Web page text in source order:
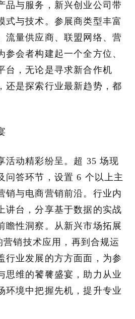
品与服务，新兴创业公司带
式与技术。参展商类型丰富
流量供应商、联盟网络、营
参会者构建起一个全方位、
台，无论是寻求新合作机
还是探索行业最新趋势，都
活动精彩纷呈。超 35 场现
问答环节，设置 6 个以上主
销与电商营销前沿。行业内
讲台，分享基于数据的实战
瞻性洞察。从新兴市场拓展
销技术应用，再到合规运
行业发展的方方面面，为参
思维的饕餮盛宴，助力从业
环境中把握先机，提升专业